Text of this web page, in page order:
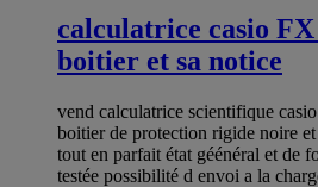
calculatrice casio FX
boitier et sa notice
vend calculatrice scientifique
boitier de protection rigide noire
tout en parfait état géénéral et de
testée possibilité d envoi a la